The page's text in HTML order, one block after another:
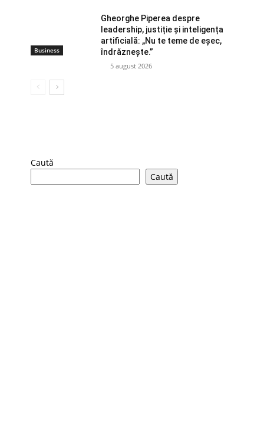
Business
Gheorghe Piperea despre
leadership, justiție și inteligența
artificială: „Nu te teme de eșec,
îndrăznește.”
5 august 2026
Caută
Caută